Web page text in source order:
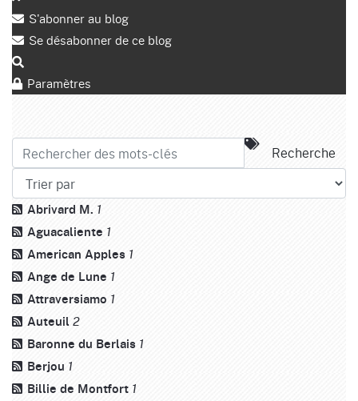
S'abonner au blog
Se désabonner de ce blog
Paramètres
Recherche
Abrivard M. 1
Aguacaliente 1
American Apples 1
Ange de Lune 1
Attraversiamo 1
Auteuil 2
Baronne du Berlais 1
Berjou 1
Billie de Montfort 1